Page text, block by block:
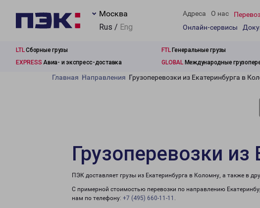
Москва
Rus / Eng
Адреса О нас
Онлайн-сервисы
LTLСборные грузы FTLГенеральные грузы
EXPRESS Авиа- и экспресс-доставка GLOBALМеждународные
Главная Направления Грузоперевозки из Екатеринбурга в
Грузоперевозки
ПЭК доставляет грузы из Екатеринбурга в Коломну, а также в
С примерной стоимостью перевозки по направлению
нам по телефону: +7 (495) 660-11-11 .